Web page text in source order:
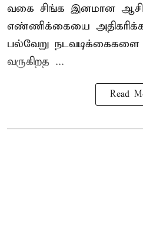
வகை சிங்க இனமான
எண்ணிக்கையை
பல்வேறு
வருகிறத ...
Read